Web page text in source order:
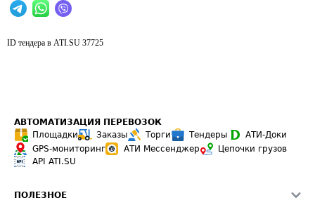
ID тендера в ATI.SU 37725
АВТОМАТИЗАЦИЯ ПЕРЕВОЗОК
Площадки
Заказы Торги Тендеры
АТИ-Доки
GPS-мониторинг
АТИ Мессенджер
Цепочки грузов
API ATI.SU
ПОЛЕЗНОЕ